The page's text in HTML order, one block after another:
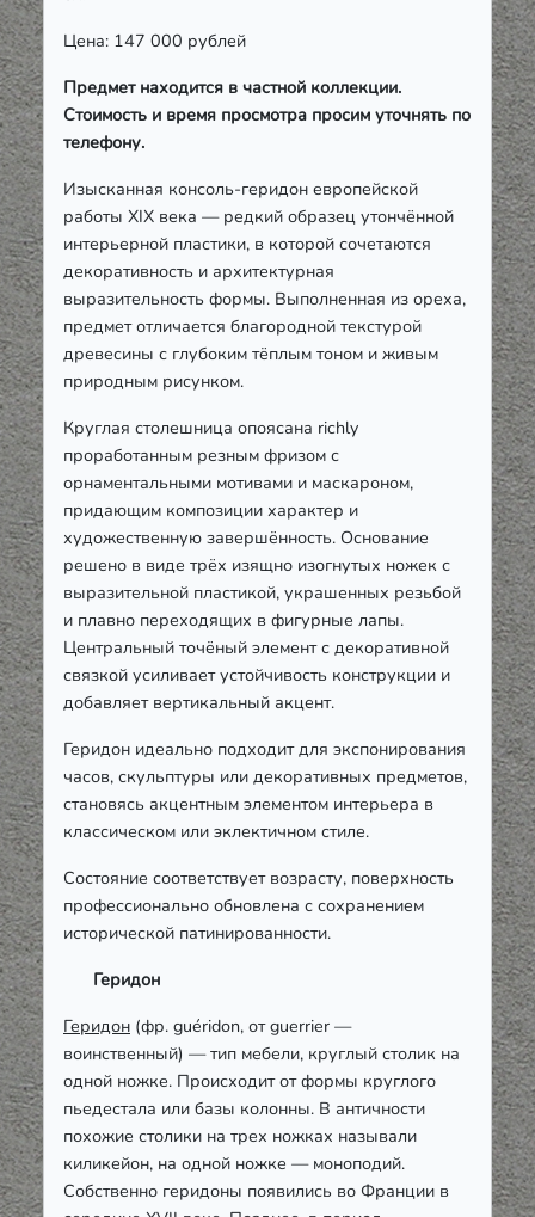
Цена: 147 000 рублей
Предмет находится в частной коллекции.
Стоимость и время просмотра просим уточнять по
телефону.
Изысканная консоль-геридон европейской
работы XIX века — редкий образец утончённой
интерьерной пластики, в которой сочетаются
декоративность и архитектурная
выразительность формы. Выполненная из ореха,
предмет отличается благородной текстурой
древесины с глубоким тёплым тоном и живым
природным рисунком.
Круглая столешница опоясана richly
проработанным резным фризом с
орнаментальными мотивами и маскароном,
придающим композиции характер и
художественную завершённость. Основание
решено в виде трёх изящно изогнутых ножек с
выразительной пластикой, украшенных резьбой
и плавно переходящих в фигурные лапы.
Центральный точёный элемент с декоративной
связкой усиливает устойчивость конструкции и
добавляет вертикальный акцент.
Геридон идеально подходит для экспонирования
часов, скульптуры или декоративных предметов,
становясь акцентным элементом интерьера в
классическом или эклектичном стиле.
Состояние соответствует возрасту, поверхность
профессионально обновлена с сохранением
исторической патинированности.
Геридон
Геридон (фр. guéridon, от guerrier —
воинственный) — тип мебели, круглый столик на
одной ножке. Происходит от формы круглого
пьедестала или базы колонны. В античности
похожие столики на трех ножках называли
киликейон, на одной ножке — моноподий.
Собственно геридоны появились во Франции в